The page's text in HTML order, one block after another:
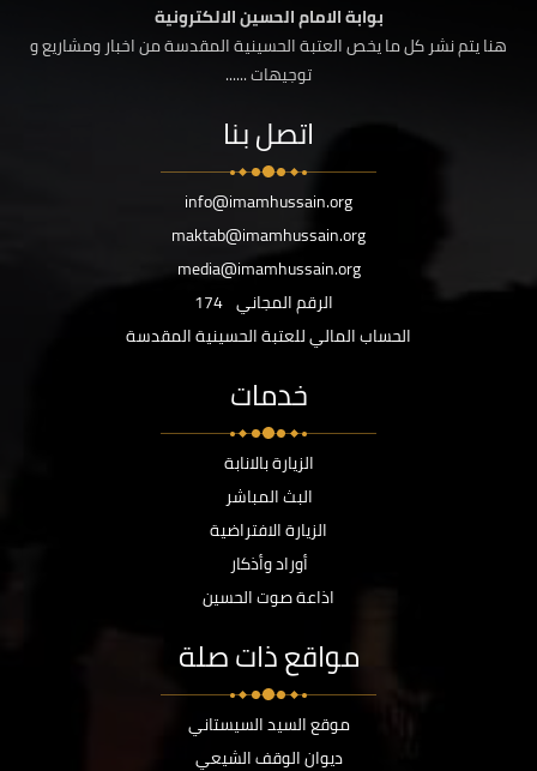
بوابة الامام الحسين الالكترونية
هنا يتم نشر كل ما يخص العتبة الحسينية المقدسة من اخبار ومشاريع و
توجيهات ......
اتصل بنا
info@imamhussain.org
maktab@imamhussain.org
media@imamhussain.org
الرقم المجاني 174
الحساب المالي للعتبة الحسينية المقدسة
خدمات
الزيارة بالانابة
البث المباشر
الزيارة الافتراضية
أوراد وأذكار
اذاعة صوت الحسين
مواقع ذات صلة
موقع السيد السيستاني
ديوان الوقف الشيعي